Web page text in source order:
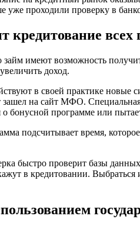
уже проходили проверку в
всех
займ имеют возможность
доход.
в своей практике новые
зашел на сайт МФО.
бонусной программе или
подсчитывает время,
быстро проверит базы
в кредитовании.